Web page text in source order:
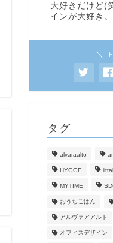
大好きだけど(
インが大好き。
＼
タグ
alvaraalto
HYGGE
MYTIME
おうちごはん
アルヴァアアルト
オフィスデザイン